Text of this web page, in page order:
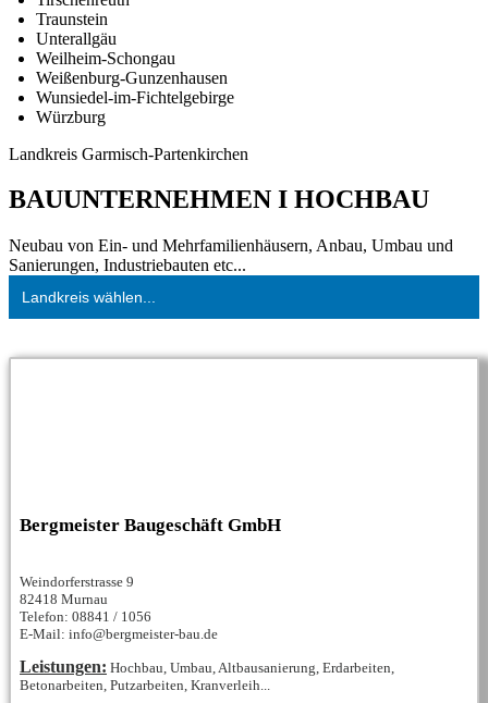
Traunstein
Unterallgäu
Weilheim-Schongau
Weißenburg-Gunzenhausen
Wunsiedel-im-Fichtelgebirge
Würzburg
Landkreis Garmisch-Partenkirchen
BAUUNTERNEHMEN I HOCHBAU
Neubau von Ein- und Mehrfamilienhäusern, Anbau, Umbau und
Sanierungen, Industriebauten etc...
Landkreis wählen...
Bergmeister Baugeschäft GmbH
Weindorferstrasse 9
82418 Murnau
Telefon: 08841 / 1056
E-Mail: info@bergmeister-bau.de
Leistungen: Hochbau, Umbau, Altbausanierung, Erdarbeiten,
Betonarbeiten, Putzarbeiten, Kranverleih...